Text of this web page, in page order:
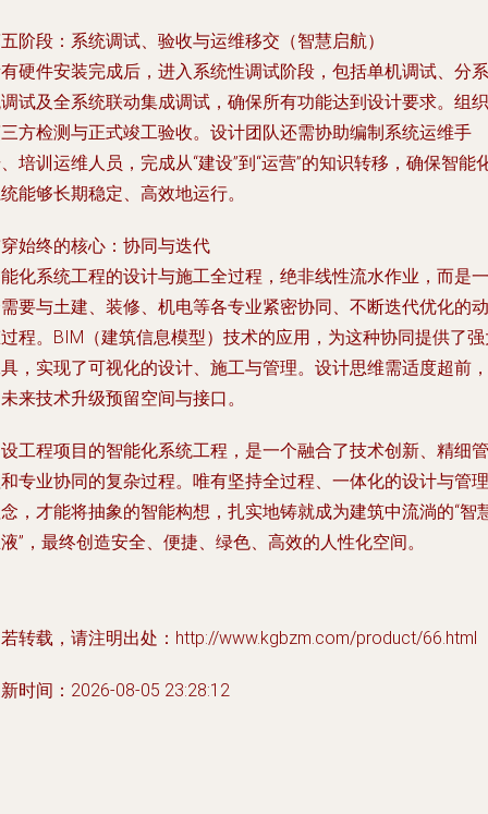
阶段：系统调试、验收与运维移交（智慧启航）
硬件安装完成后，进入系统性调试阶段，包括单机调试、分系
试及全系统联动集成调试，确保所有功能达到设计要求。组织
方检测与正式竣工验收。设计团队还需协助编制系统运维手
培训运维人员，完成从“建设”到“运营”的知识转移，确保智能
能够长期稳定、高效地运行。
始终的核心：协同与迭代
化系统工程的设计与施工全过程，绝非线性流水作业，而是一
要与土建、装修、机电等各专业紧密协同、不断迭代优化的动
程。BIM（建筑信息模型）技术的应用，为这种协同提供了
，实现了可视化的设计、施工与管理。设计思维需适度超前，
来技术升级预留空间与接口。
工程项目的智能化系统工程，是一个融合了技术创新、精细管
专业协同的复杂过程。唯有坚持全过程、一体化的设计与管理
，才能将抽象的智能构想，扎实地铸就成为建筑中流淌的“智
”，最终创造安全、便捷、绿色、高效的人性化空间。
转载，请注明出处：http://www.kgbzm.com/product/66.html
时间：2026-08-05 23:28:12